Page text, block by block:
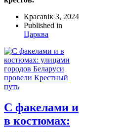
Красавік 3, 2024
Published in
Царква
С факелами и
в костюмах: